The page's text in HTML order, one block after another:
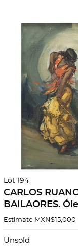
Lot 194
CARLOS
BAILAORES.
Firmado "C
Estimate
Unsold